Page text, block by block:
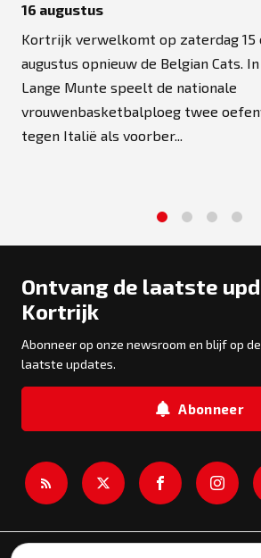
16 augustus
Kortrijk verwelkomt op zaterdag 15
augustus opnieuw de Belgian Cats.
Lange Munte speelt de nationale
vrouwenbasketbalploeg twee
tegen Italië als voorber...
Ontvang de laatste
Kortrijk
Abonneer op onze newsroom en blijf op
laatste updates.
Abonneer